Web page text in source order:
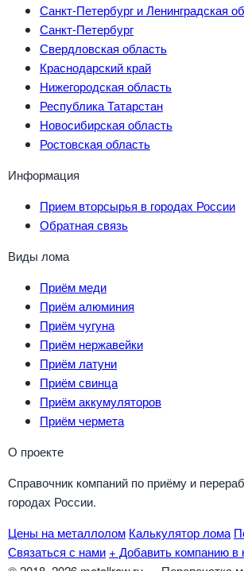
Санкт-Петербург и Ленинградская
Санкт-Петербург
Свердловская область
Краснодарский край
Нижегородская область
Республика Татарстан
Новосибирская область
Ростовская область
Информация
Прием вторсырья в городах России
Обратная связь
Виды лома
Приём меди
Приём алюминия
Приём чугуна
Приём нержавейки
Приём латуни
Приём свинца
Приём аккумуляторов
Приём чермета
О проекте
Справочник компаний по приёму и
городах России.
Цены на металлолом Калькулятор лома
Связаться с нами + Добавить компанию в